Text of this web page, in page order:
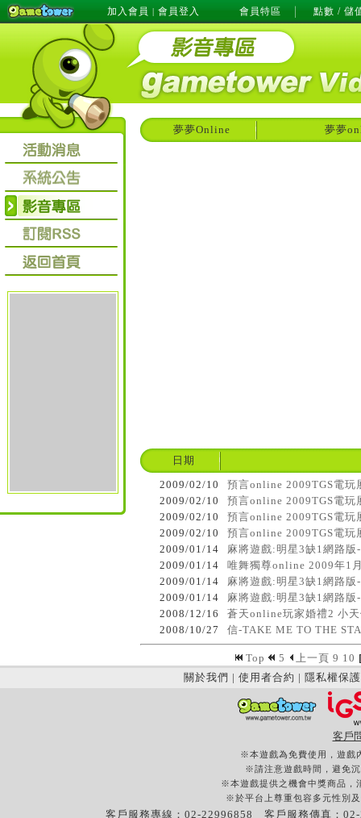
加入會員 | 會員登入 會員特區 點數 / 儲
夢夢Online 夢夢
日期
2009/02/10
預言online 2009TGS電玩
2009/02/10
預言online 2009TGS電玩
2009/02/10
預言online 2009TGS電玩
2009/02/10
預言online 2009TGS電玩
2009/01/14
麻將遊戲:明星3缺1網路版
2009/01/14
唯舞獨尊online 2009年1
2009/01/14
麻將遊戲:明星3缺1網路版
2009/01/14
麻將遊戲:明星3缺1網路版
2008/12/16
蒼天online玩家婚禮2 小
2008/10/27
信-TAKE ME TO THE
Top 5 上一頁 9 10
關於我們 | 使用者合約 | 隱私權保護
客戶
※本遊戲為免費使用，遊戲
※請注意遊戲時間，避免
※本遊戲提供之機會中獎商品，
※於平台上尊重包容多元性別
客戶服務專線：02-22996858 客戶服務傳真：